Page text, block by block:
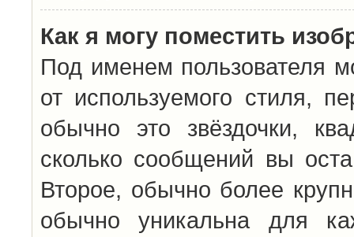
Как я могу поместить
Под именем пользователя
от используемого стиля,
обычно это звёздочки,
сколько сообщений вы
Второе, обычно более
обычно уникальна для